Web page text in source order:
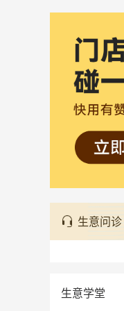
生意问诊
生意学堂